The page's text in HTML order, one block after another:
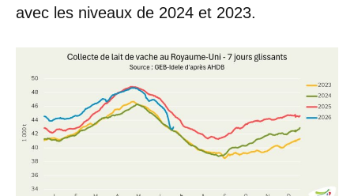
avec les niveaux de 2024 et 2023.